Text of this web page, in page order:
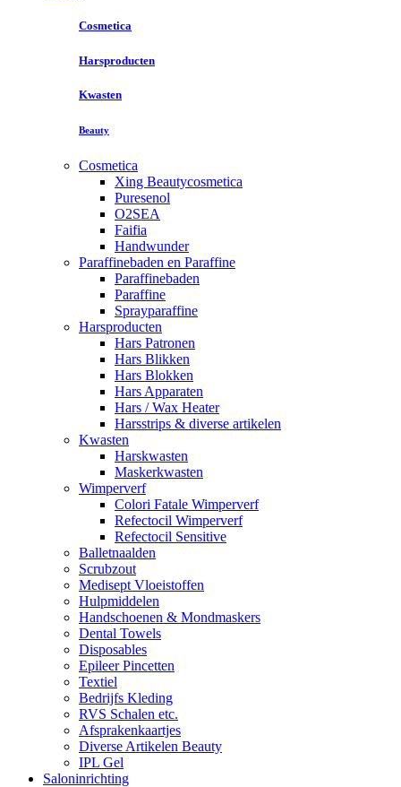
Cosmetica
Harsproducten
Kwasten
Beauty
Cosmetica
Xing Beautycosmetica
Puresenol
O2SEA
Faifia
Handwunder
Paraffinebaden en Paraffine
Paraffinebaden
Paraffine
Sprayparaffine
Harsproducten
Hars Patronen
Hars Blikken
Hars Blokken
Hars Apparaten
Hars / Wax Heater
Harsstrips & diverse artikelen
Kwasten
Harskwasten
Maskerkwasten
Wimperverf
Colori Fatale Wimperverf
Refectocil Wimperverf
Refectocil Sensitive
Balletnaalden
Scrubzout
Medisept Vloeistoffen
Hulpmiddelen
Handschoenen & Mondmaskers
Dental Towels
Disposables
Epileer Pincetten
Textiel
Bedrijfs Kleding
RVS Schalen etc.
Afsprakenkaartjes
Diverse Artikelen Beauty
IPL Gel
Saloninrichting